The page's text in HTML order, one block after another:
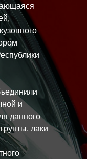
и
данного
лаки